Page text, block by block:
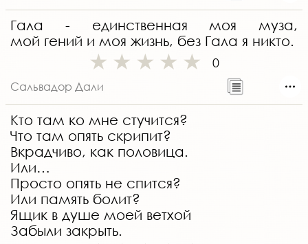
Гала - единственная моя муза,
мой гений и моя жизнь, без Гала я никто.
0
Сальвадор Дали
Кто там ко мне стучится?
Что там опять скрипит?
Вкрадчиво, как половица.
Или…
Просто опять не спится?
Или память болит?
Ящик в душе моей ветхой
Забыли закрыть.